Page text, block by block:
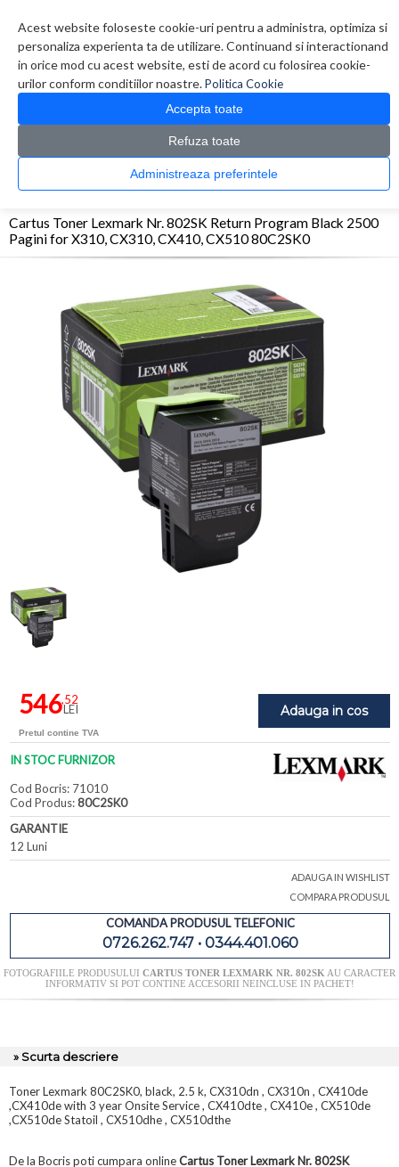
Acest website foloseste cookie-uri pentru a administra, optimiza si
personaliza experienta ta de utilizare. Continuand si interactionand
in orice mod cu acest website, esti de acord cu folosirea cookie-
urilor conform conditiilor noastre.Politica Cookie
Accepta toate
Refuza toate
Administreaza preferintele
0 produs(e)
CATALOG PRODUSE
Consumabile originale > Toner > Cartus Toner Lexmark Nr. 802SK
Cartus Toner Lexmark Nr. 802SK Return Program Black 2500
Pagini for X310, CX310, CX410, CX510 80C2SK0
Adauga in cos
546,52
LEI
Pretul contine TVA
IN STOC FURNIZOR
Cod Bocris: 71010
Cod Produs:80C2SK0
GARANTIE
12 Luni
ADAUGA IN WISHLIST
COMPARA PRODUSUL
COMANDA PRODUSUL TELEFONIC
0726.262.747 • 0344.401.060
FOTOGRAFIILE PRODUSULUI CARTUS TONER LEXMARK NR. 802SK AU CARACTER
INFORMATIV SI POT CONTINE ACCESORII NEINCLUSE IN PACHET!
» Scurta descriere
Toner Lexmark 80C2SK0, black, 2.5 k, CX310dn , CX310n , CX410de
,CX410de with 3 year Onsite Service , CX410dte , CX410e , CX510de
,CX510de Statoil , CX510dhe , CX510dthe
De la Bocris poti cumpara onlineCartus Toner Lexmark Nr. 802SK